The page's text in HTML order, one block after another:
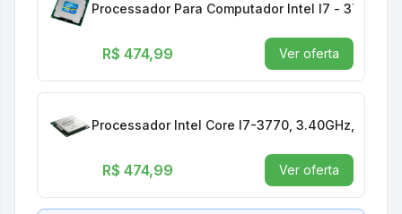
Processador Para Computador Intel I7 - 3770
R$ 474,99 Ver oferta
Processador Intel Core I7-3770, 3.40GHz, Smart
R$ 474,99 Ver oferta